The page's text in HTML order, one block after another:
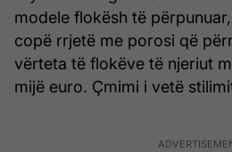
modele flokësh të
copë rrjetë me porosi që
vërteta të flokëve të njeriut
mijë euro. Çmimi i vetë